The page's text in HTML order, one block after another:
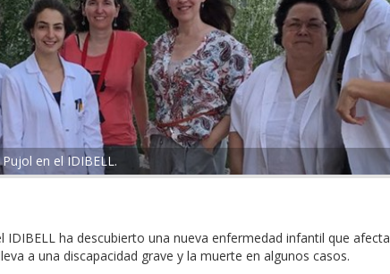
en el IDIBELL.
IDIBELL ha descubierto una nueva enfermedad infantil que afecta
a una discapacidad grave y la muerte en algunos casos.